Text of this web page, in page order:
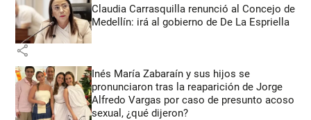
Claudia Carrasquilla renunció al Concejo de
Medellín: irá al gobierno de De La Espriella
share
Inés María Zabaraín y sus hijos se
pronunciaron tras la reaparición de Jorge
Alfredo Vargas por caso de presunto acoso
sexual, ¿qué dijeron?